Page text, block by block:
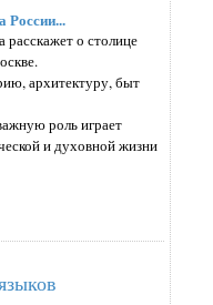
России...
расскажет о столице
архитектуру, быт
роль играет
и духовной жизни